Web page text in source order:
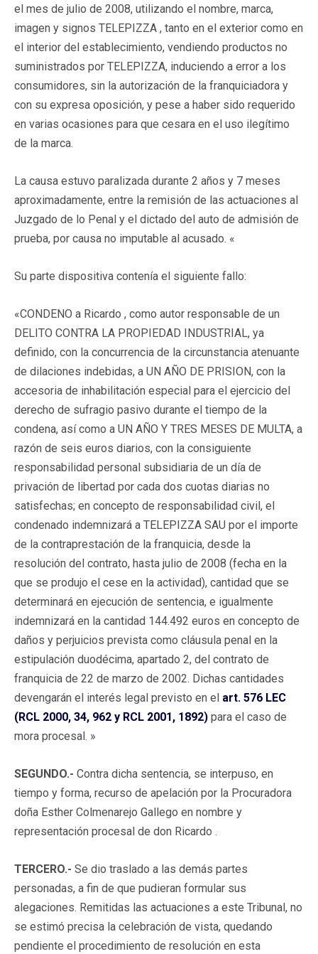
el mes de julio de 2008, utilizando el nombre, marca,
imagen y signos TELEPIZZA , tanto en el exterior como en
el interior del establecimiento, vendiendo productos no
suministrados por TELEPIZZA, induciendo a error a los
consumidores, sin la autorización de la franquiciadora y
con su expresa oposición, y pese a haber sido requerido
en varias ocasiones para que cesara en el uso ilegítimo
de la marca.
La causa estuvo paralizada durante 2 años y 7 meses
aproximadamente, entre la remisión de las actuaciones al
Juzgado de lo Penal y el dictado del auto de admisión de
prueba, por causa no imputable al acusado. «
Su parte dispositiva contenía el siguiente fallo:
«CONDENO a Ricardo , como autor responsable de un
DELITO CONTRA LA PROPIEDAD INDUSTRIAL, ya
definido, con la concurrencia de la circunstancia atenuante
de dilaciones indebidas, a UN AÑO DE PRISION, con la
accesoria de inhabilitación especial para el ejercicio del
derecho de sufragio pasivo durante el tiempo de la
condena, así como a UN AÑO Y TRES MESES DE MULTA, a
razón de seis euros diarios, con la consiguiente
responsabilidad personal subsidiaria de un día de
privación de libertad por cada dos cuotas diarias no
satisfechas; en concepto de responsabilidad civil, el
condenado indemnizará a TELEPIZZA SAU por el importe
de la contraprestación de la franquicia, desde la
resolución del contrato, hasta julio de 2008 (fecha en la
que se produjo el cese en la actividad), cantidad que se
determinará en ejecución de sentencia, e igualmente
indemnizará en la cantidad 144.492 euros en concepto de
daños y perjuicios prevista como cláusula penal en la
estipulación duodécima, apartado 2, del contrato de
franquicia de 22 de marzo de 2002. Dichas cantidades
devengarán el interés legal previsto en el art. 576 LEC
(RCL 2000, 34, 962 y RCL 2001, 1892) para el caso de
mora procesal. »
SEGUNDO.- Contra dicha sentencia, se interpuso, en
tiempo y forma, recurso de apelación por la Procuradora
doña Esther Colmenarejo Gallego en nombre y
representación procesal de don Ricardo .
TERCERO.- Se dio traslado a las demás partes
personadas, a fin de que pudieran formular sus
alegaciones. Remitidas las actuaciones a este Tribunal, no
se estimó precisa la celebración de vista, quedando
pendiente el procedimiento de resolución en esta